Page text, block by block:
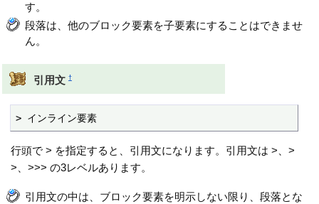
す。
段落は、他のブロック要素を子要素にすることはできませ
ん。
引用文 †
> インライン要素
行頭で > を指定すると、引用文になります。引用文は >、>
>、>>> の3レベルあります。
引用文の中は、ブロック要素を明示しない限り、段落とな